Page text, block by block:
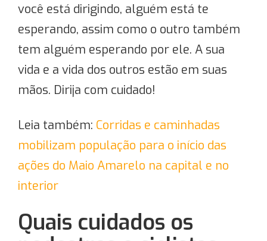
você está dirigindo, alguém está te
esperando, assim como o outro também
tem alguém esperando por ele. A sua
vida e a vida dos outros estão em suas
mãos. Dirija com cuidado!
Leia também: Corridas e caminhadas
mobilizam população para o início das
ações do Maio Amarelo na capital e no
interior
Quais cuidados os